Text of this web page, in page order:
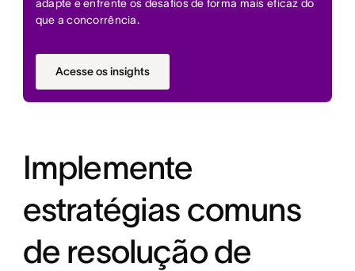
adapte e enfrente os desafios de forma mais eficaz do
que a concorrência.
Acesse os insights
Implemente
estratégias comuns
de resolução de